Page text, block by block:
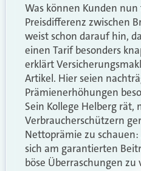
Was können Kunden nun
Preisdifferenz zwischen
weist schon darauf hin,
einen Tarif besonders
erklärt
Artikel. Hier seien
Prämienerhöhungen
Sein Kollege Helberg
Verbraucherschützern
Nettoprämie zu schauen:
sich am garantierten
böse Überraschungen zu